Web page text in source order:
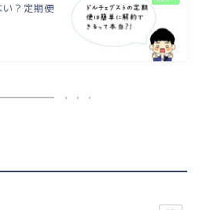
い？定期便